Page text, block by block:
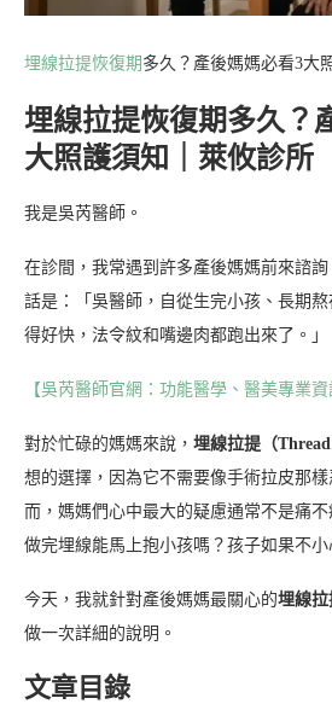
埋線拉提恢復期 多久？產後媽媽必看3大
埋線拉提恢復期多久？
大照護須知｜萊攸診所
我是吳芮醫師。
在診間，我常遇到許多產後媽媽前來諮
話是：「吳醫師，自從生完小孩、長期
得好快，法令紋和嘴邊肉都跑出來了。」
【吳芮醫師官網：功能醫學、醫美專業資
對於忙碌的媽媽來說， 埋線拉提（Thread
想的選擇，因為它不需要像手術拉皮那
而，媽媽們心中最大的疑慮通常不是痛
做完埋線能馬上抱小孩嗎？孩子如果不小
今天，我就針對產後媽媽最關心的埋線拉
做一次詳細的說明。
文章目錄